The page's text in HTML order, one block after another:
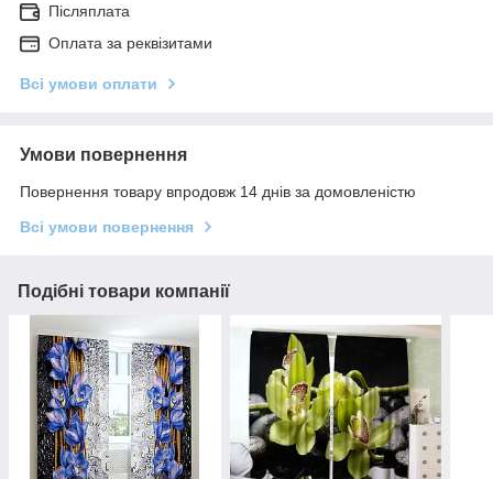
Післяплата
Оплата за реквізитами
Всі умови оплати
Умови повернення
Повернення товару впродовж 14 днів за домовленістю
Всі умови повернення
Подібні товари компанії